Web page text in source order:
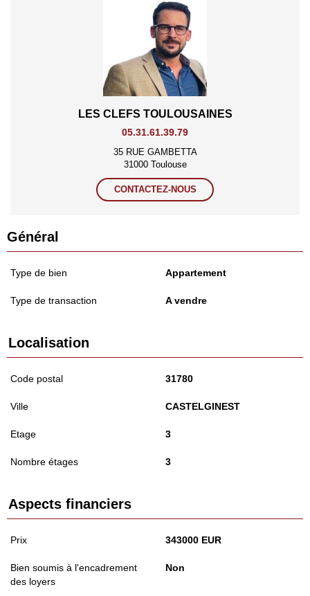
LES CLEFS TOULOUSAINES
05.31.61.39.79
35 RUE GAMBETTA
31000 Toulouse
CONTACTEZ-NOUS
Général
Type de bien Appartement
Type de transaction A vendre
Localisation
Code postal 31780
Ville CASTELGINEST
Etage 3
Nombre étages 3
Aspects financiers
Prix 343000 EUR
Bien soumis à l'encadrement
des loyers
Non